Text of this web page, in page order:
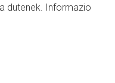
dutenek. Informazio